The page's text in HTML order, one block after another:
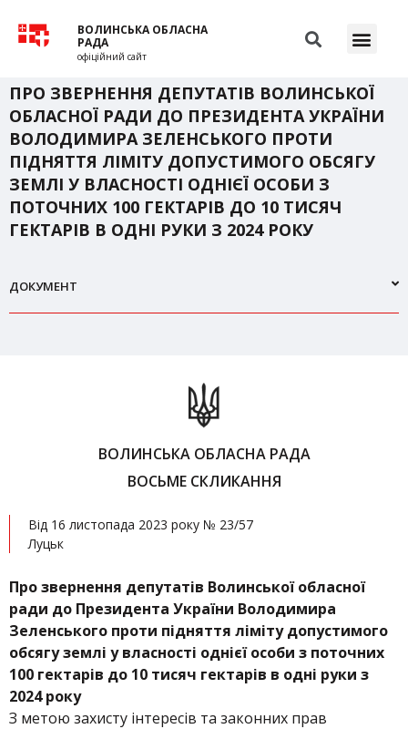
ВОЛИНСЬКА ОБЛАСНА
РАДА
офіційний сайт
ПРО ЗВЕРНЕННЯ ДЕПУТАТІВ ВОЛИНСЬКОЇ
ОБЛАСНОЇ РАДИ ДО ПРЕЗИДЕНТА УКРАЇНИ
ВОЛОДИМИРА ЗЕЛЕНСЬКОГО ПРОТИ
ПІДНЯТТЯ ЛІМІТУ ДОПУСТИМОГО ОБСЯГУ
ЗЕМЛІ У ВЛАСНОСТІ ОДНІЄЇ ОСОБИ З
ПОТОЧНИХ 100 ГЕКТАРІВ ДО 10 ТИСЯЧ
ГЕКТАРІВ В ОДНІ РУКИ З 2024 РОКУ
ДОКУМЕНТ
ВОЛИНСЬКА ОБЛАСНА РАДА
ВОСЬМЕ СКЛИКАННЯ
Від 16 листопада 2023 року № 23/57
Луцьк
Про звернення депутатів Волинської обласної
ради до Президента України Володимира
Зеленського проти підняття ліміту допустимого
обсягу землі у власності однієї особи з поточних
100 гектарів до 10 тисяч гектарів в одні руки з
2024 року
З метою захисту інтересів та законних прав